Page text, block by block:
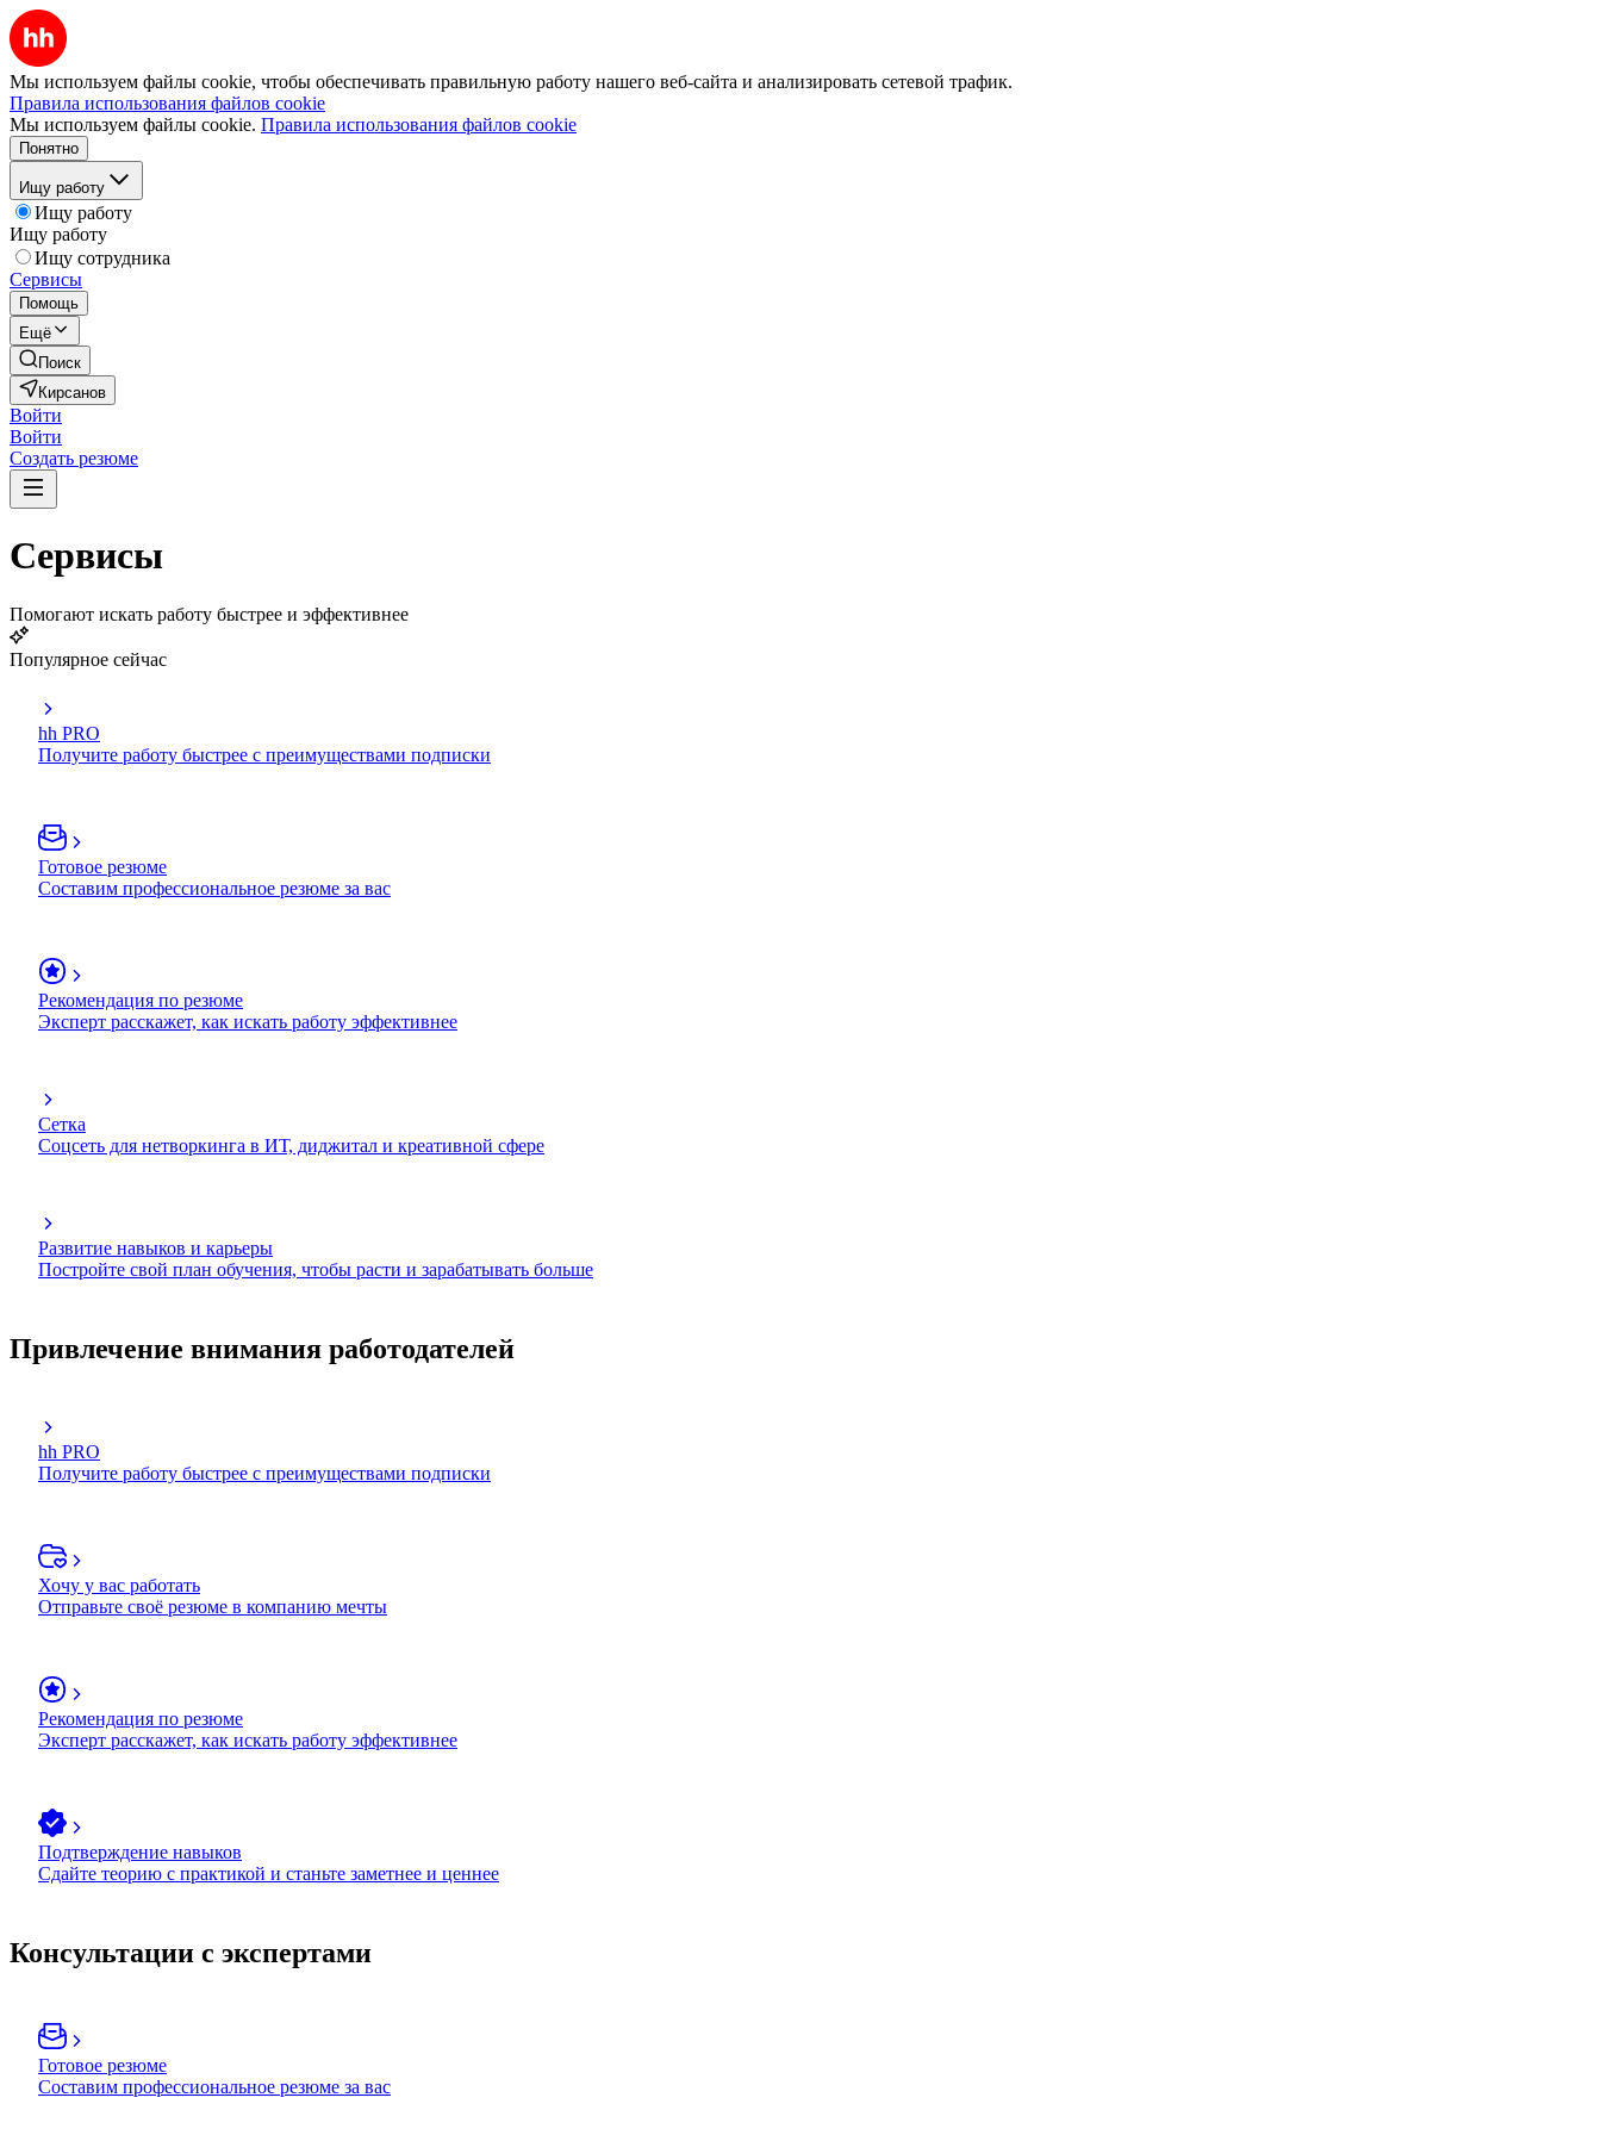
Мы используем файлы cookie, чтобы обеспечивать правильную работу нашего веб-сайта и анализировать сетевой трафик.
Правила использования файлов cookie
Мы используем файлы cookie. Правила использования файлов cookie
Понятно
Ищу работу
Ищу работу
Ищу работу
Ищу сотрудника
Сервисы
Помощь
Ещё
Поиск
Кирсанов
Войти
Войти
Создать резюме
Сервисы
Помогают искать работу быстрее и эффективнее
Популярное сейчас
hh PRO
Получите работу быстрее с преимуществами подписки
Готовое резюме
Составим профессиональное резюме за вас
Рекомендация по резюме
Эксперт расскажет, как искать работу эффективнее
Сетка
Соцсеть для нетворкинга в ИТ, диджитал и креативной сфере
Развитие навыков и карьеры
Постройте свой план обучения, чтобы расти и зарабатывать больше
Привлечение внимания работодателей
hh PRO
Получите работу быстрее с преимуществами подписки
Хочу у вас работать
Отправьте своё резюме в компанию мечты
Рекомендация по резюме
Эксперт расскажет, как искать работу эффективнее
Подтверждение навыков
Сдайте теорию с практикой и станьте заметнее и ценнее
Консультации с экспертами
Готовое резюме
Составим профессиональное резюме за вас